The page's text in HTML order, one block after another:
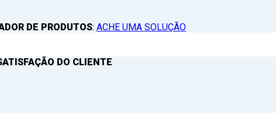
DE PRODUTOS: ACHE UMA SOLUÇÃO
DO CLIENTE